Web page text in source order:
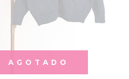
AGOTADO